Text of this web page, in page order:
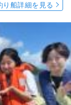
り船詳細を見る